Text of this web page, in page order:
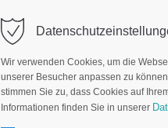
Wir verwenden Cookies, um die
unserer Besucher anpassen zu
stimmen Sie zu, dass Cookies auf
Informationen finden Sie in unserer